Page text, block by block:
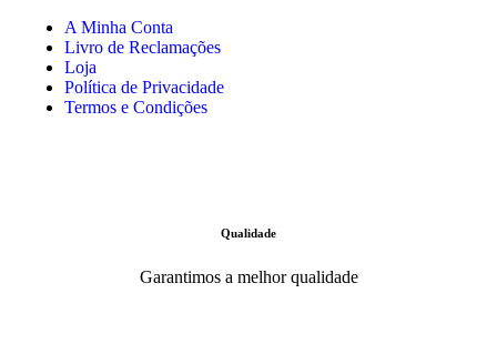
A Minha Conta
Livro de Reclamações
Loja
Política de Privacidade
Termos e Condições
Qualidade
Garantimos a melhor qualidade